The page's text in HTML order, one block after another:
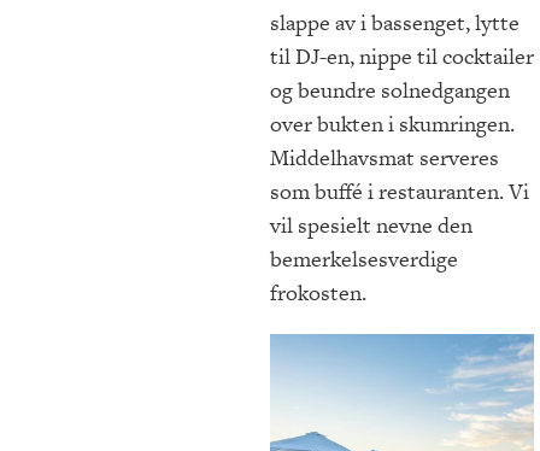
slappe av i bassenget, lytte
til DJ-en, nippe til cocktailer
og beundre solnedgangen
over bukten i skumringen.
Middelhavsmat serveres
som buffé i restauranten. Vi
vil spesielt nevne den
bemerkelsesverdige
frokosten.